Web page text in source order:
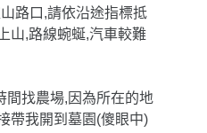
路口,請依沿途指標抵
山,路線蜿蜒,汽車較難
間找農場,因為所在的地
帶我開到墓園(傻眼中)